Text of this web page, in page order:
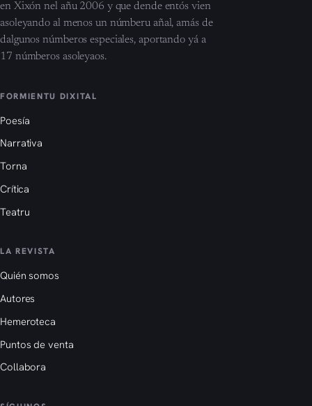
en Xixón nel añu 2006 y que dende entós vien
asoleyando al menos un númberu añal, amás de
dalgunos númberos especiales, aportando yá a
17 númberos asoleyaos.
FORMIENTU DIXITAL
Poesía
Narrativa
Torna
Crítica
Teatru
LA REVISTA
Quién somos
Autores
Hemeroteca
Puntos de venta
Collabora